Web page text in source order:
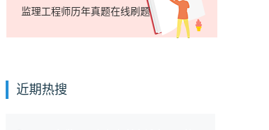
监理工程师历年真题在线刷题
近期热搜